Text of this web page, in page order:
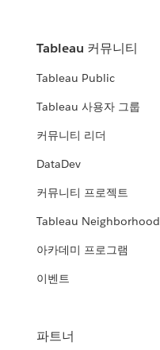
Tableau 커뮤니티
Tableau Public
Tableau 사용자 그룹
커뮤니티 리더
DataDev
커뮤니티 프로젝트
Tableau Neighborhood
아카데미 프로그램
이벤트
파트너